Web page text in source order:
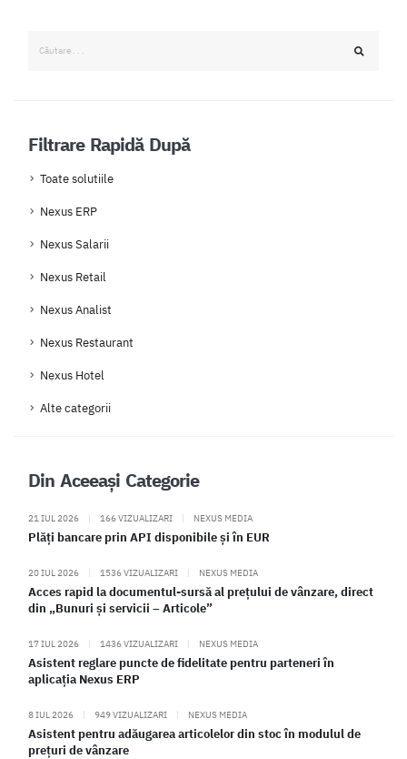
Filtrare Rapidă După
Toate solutiile
Nexus ERP
Nexus Salarii
Nexus Retail
Nexus Analist
Nexus Restaurant
Nexus Hotel
Alte categorii
Din Aceeași Categorie
21 IUL 2026 | 166 VIZUALIZARI | NEXUS MEDIA
Plăți bancare prin API disponibile și în EUR
20 IUL 2026 | 1536 VIZUALIZARI | NEXUS MEDIA
Acces rapid la documentul-sursă al prețului de vânzare, direct
din „Bunuri și servicii – Articole”
17 IUL 2026 | 1436 VIZUALIZARI | NEXUS MEDIA
Asistent reglare puncte de fidelitate pentru parteneri în
aplicația Nexus ERP
8 IUL 2026 | 949 VIZUALIZARI | NEXUS MEDIA
Asistent pentru adăugarea articolelor din stoc în modulul de
prețuri de vânzare